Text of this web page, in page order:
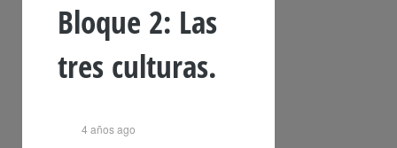
Bloque 2: Las
tres culturas.
4 años ago